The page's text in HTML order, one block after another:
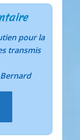
pour la
transmis